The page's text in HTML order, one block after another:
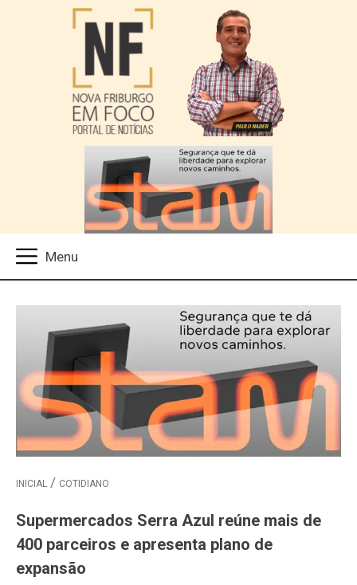
INICIAL COTIDIANO
Supermercados Serra Azul reúne mais de
400 parceiros e apresenta plano de
expansão